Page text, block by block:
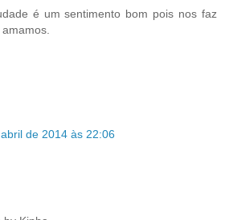
é um sentimento bom pois nos faz
de 2014 às 22:06